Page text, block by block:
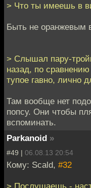
> Что ты имеешь в
Быть не оранжевым
> Слышал пару-
назад, по
тупое гавно, лично
Там вообще нет
попсу. Они чтобы
вспоминать.
Parkanoid »
#49 | 06.08.13 20:54
Кому: Scald, #32